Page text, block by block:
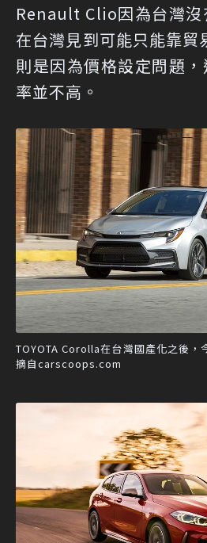
Renault Clio因為台灣沒
在台灣見到可能只能靠
則是因為價格設定問題
率並不高。
TOYOTA Corolla在台灣國產化之後，
摘自carscoops.com